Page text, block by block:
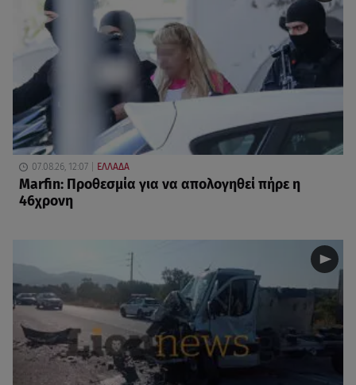
07.08.26, 12:07 ΕΛΛΑΔΑ
Marfin: Προθεσμία για να απολογηθεί πήρε η
46χρονη